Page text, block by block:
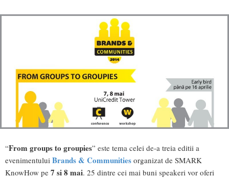
“From groups to groupies” este tema celei de-a treia editii a
evenimentului Brands & Communities organizat de SMARK
KnowHow pe 7 si 8 mai. 25 dintre cei mai buni speakeri vor oferi